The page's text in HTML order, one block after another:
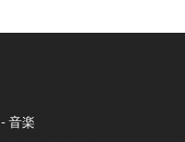
- 音楽